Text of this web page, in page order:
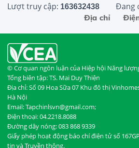
Lượt truy cập: 163632438 Đang
Địa chỉ
© Cơ quan ngôn luận của Hiệp hội Năng
Tổng biên tập: TS. Mai Duy Thiện
Địa chỉ: Số 09 Hoa Sữa 07 Khu đô thị
Hà Nội
Email: Tapchinlsvn@gmail.com;
Điện thoại: 04.2218.8088
Đường dây nóng: 083 868 9339
Giấy phép hoạt động báo chí điện tử số
tin và Truyền thông.